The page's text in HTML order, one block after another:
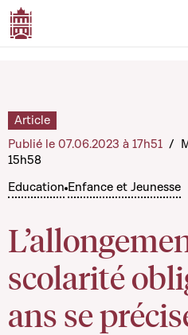
Education Enfance et Jeunesse
scolarité
ans se
Article
Publié le 07.06.2023 à 17h51 /
15h58